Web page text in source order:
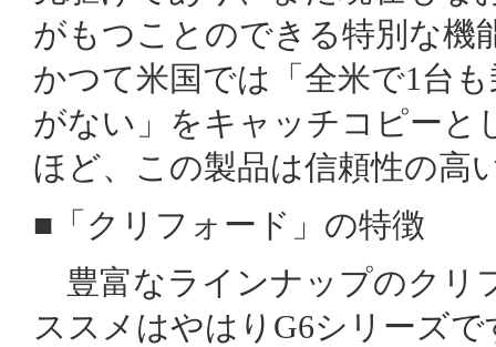
がもつことのできる特別な機
かつて米国では「全米で1台
がない」をキャッチコピーと
ほど、この製品は信頼性の高
■「クリフォード」の特徴
豊富なラインナップのクリ
ススメはやはりG6シリーズ